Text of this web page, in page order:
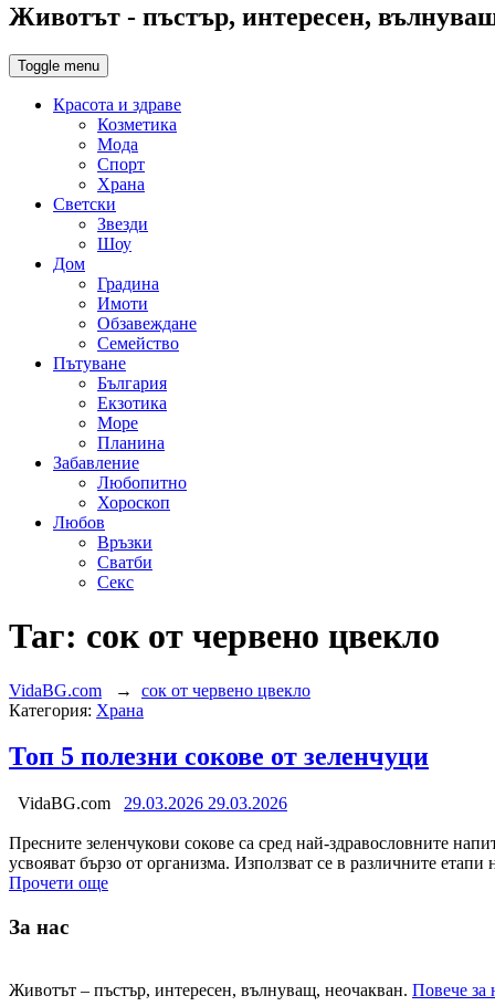
Животът - пъстър, интересен,
Toggle menu
Красота и здраве
Козметика
Мода
Спорт
Храна
Светски
Звезди
Шоу
Дом
Градина
Имоти
Обзавеждане
Семейство
Пътуване
България
Екзотика
Море
Планина
Забавление
Любопитно
Хороскоп
Любов
Връзки
Сватби
Секс
Таг: сок от червено цвекло
VidaBG.com → сок от червено цвекло
Категория: Храна
Топ 5 полезни сокове от зеленчуци
VidaBG.com 29.03.2026 29.03.2026
Пресните зеленчукови сокове са сред най-здравословните
усвояват бързо от организма. Използват се в различните
Прочети още
За нас
Животът – пъстър, интересен, вълнуващ, неочакван. Повече за